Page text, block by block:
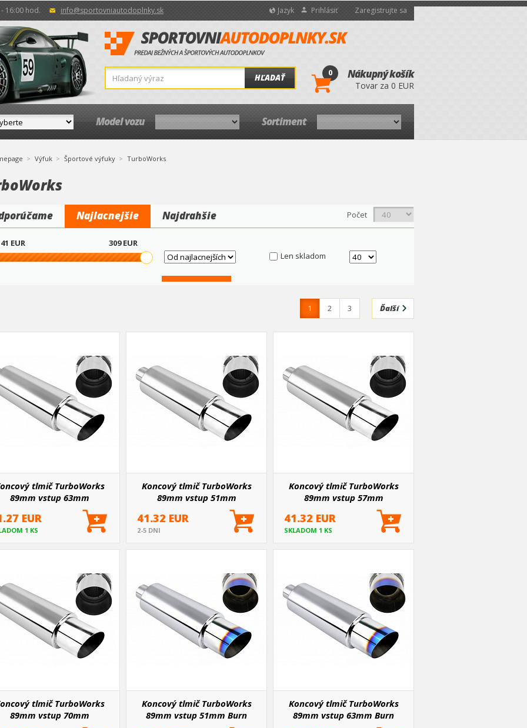
16:00 hod. info@sportovniautodoplnky.sk Jazyk Prihlásiť Zaregistrujte sa
HĽADAŤ 0 Nákupný košík
Tovar za 0 EUR
Model vozu Sortiment
Výfuk Športové výfuky TurboWorks
Najlacnejšie Najdrahšie Počet
41 EUR 309EUR
Len skladom
1 2 3 Ďalší
tlmič TurboWorks
89mm vstup 63mm
EUR
1 KS
Koncový tlmič TurboWorks
89mm vstup 51mm
41.32 EUR
2-5 DNI
Koncový tlmič TurboWorks
89mm vstup 57mm
41.32 EUR
SKLADOM 1 KS
tlmič TurboWorks
89mm vstup 70mm
Koncový tlmič TurboWorks
89mm vstup 51mm Burn
Koncový tlmič TurboWorks
89mm vstup 63mm Burn